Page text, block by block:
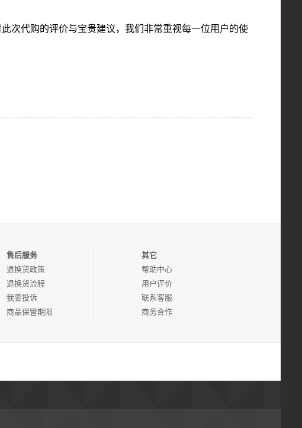
次代购的评价与宝贵建议，我们非常重视每一位用户的使
售后服务
退换货政策
退换货流程
我要投诉
商品保管期限
其它
帮助中心
用户评价
联系客服
商务合作